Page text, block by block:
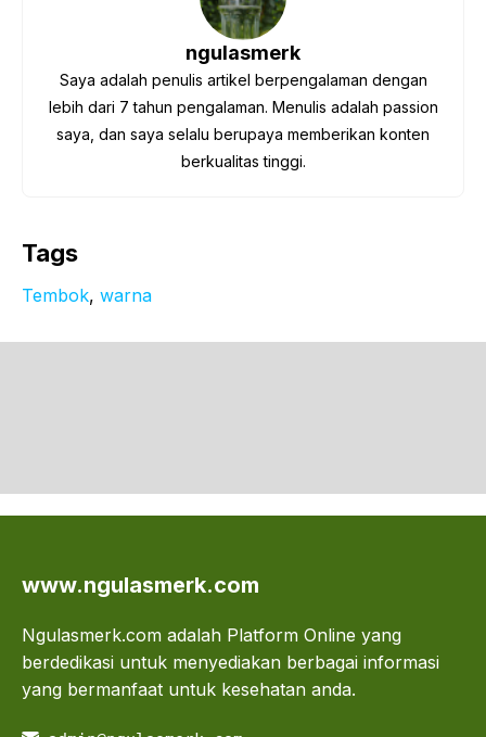
ngulasmerk
Saya adalah penulis artikel berpengalaman dengan
lebih dari 7 tahun pengalaman. Menulis adalah passion
saya, dan saya selalu berupaya memberikan konten
berkualitas tinggi.
Tags
Tembok, warna
www.ngulasmerk.com
Ngulasmerk.com adalah Platform Online yang
berdedikasi untuk menyediakan berbagai informasi
yang bermanfaat untuk kesehatan anda.